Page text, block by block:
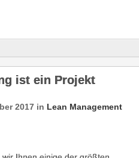
ist ein Projekt
2017 in Lean Management